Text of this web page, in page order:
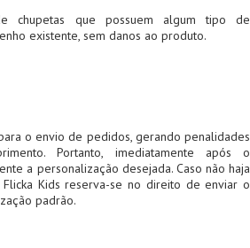
chupetas que possuem algum tipo de
existente, sem danos ao produto.
o envio de pedidos, gerando penalidades
Portanto, imediatamente após o
a personalização desejada. Caso não haja
Kids reserva-se no direito de enviar o
padrão.